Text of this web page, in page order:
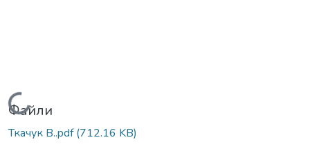
Вантажиться...
Файли
Ткачук В..pdf(712.16 KB)